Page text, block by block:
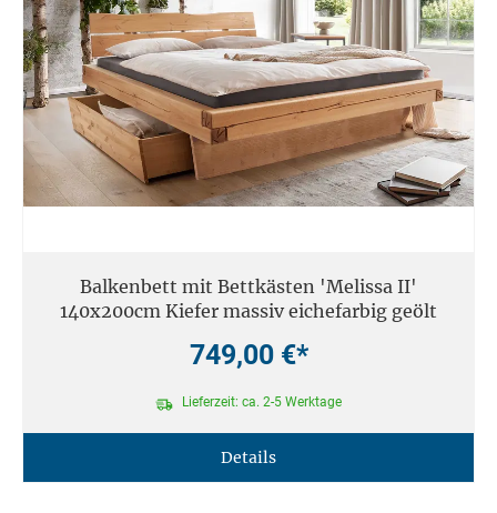
Balkenbett mit Bettkästen 'Melissa II'
140x200cm Kiefer massiv eichefarbig geölt
749,00 €*
Lieferzeit: ca. 2-5 Werktage
Details